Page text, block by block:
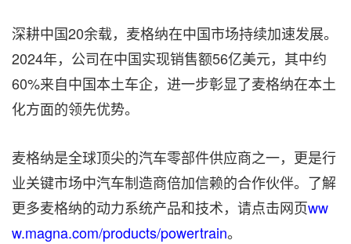
深耕中国20余载，麦格纳在中国市场持续加速发展。
2024年，公司在中国实现销售额56亿美元，其中约
60%来自中国本土车企，进一步彰显了麦格纳在本土
化方面的领先优势。
麦格纳是全球顶尖的汽车零部件供应商之一，更是行
业关键市场中汽车制造商倍加信赖的合作伙伴。了解
更多麦格纳的动力系统产品和技术，请点击网页ww
w.magna.com/products/powertrain。